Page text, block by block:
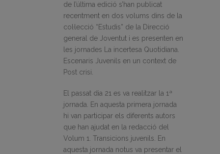
de l’última edició s’han publicat
recentment en dos volums dins de la
col·lecció “Estudis” de la Direcció
general de Joventut i es presenten en
les jornades La incertesa Quotidiana.
Escenaris Juvenils en un context de
Post crisi.
El passat dia 21 es va realitzar la 1ª
jornada. En aquesta primera jornada
hi van participar els diferents autors
que han ajudat en la redacció del
Volum 1. Transicions juvenils. En
aquesta jornada notus va presentar el